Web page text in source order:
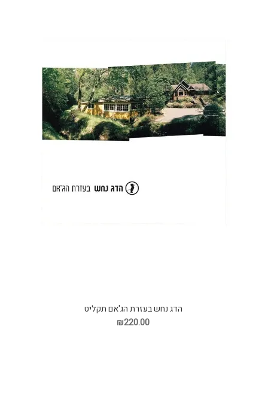
הדג נחש בעזרת הג'אם תקליט
₪220.00